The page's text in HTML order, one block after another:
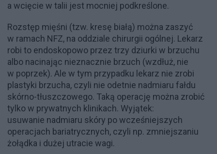
a wcięcie w talii jest mocniej podkreślone.
Rozstęp mięśni (tzw. kresę białą) można zaszyć
w ramach NFZ, na oddziale chirurgii ogólnej. Lekarz
robi to endoskopowo przez trzy dziurki w brzuchu
albo nacinając nieznacznie brzuch (wzdłuż, nie
w poprzek). Ale w tym przypadku lekarz nie zrobi
plastyki brzucha, czyli nie odetnie nadmiaru fałdu
skórno-tłuszczowego. Taką operację można zrobić
tylko w prywatnych klinikach. Wyjątek:
usuwanie nadmiaru skóry po wcześniejszych
operacjach bariatrycznych, czyli np. zmniejszaniu
żołądka i dużej utracie wagi.